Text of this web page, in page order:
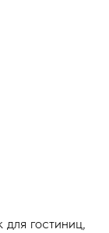
гостиниц,